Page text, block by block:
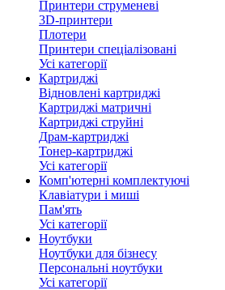
Принтери струменеві
3D-принтери
Плотери
Принтери спеціалізовані
Усі категорії
Картриджі
Відновлені картриджі
Картриджі матричні
Картриджі струйні
Драм-картриджі
Тонер-картриджі
Усі категорії
Комп'ютерні комплектуючі
Клавіатури і миші
Пам'ять
Усі категорії
Ноутбуки
Ноутбуки для бізнесу
Персональні ноутбуки
Усі категорії